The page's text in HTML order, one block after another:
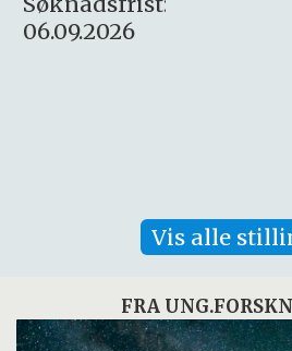
Vis alle
FRA